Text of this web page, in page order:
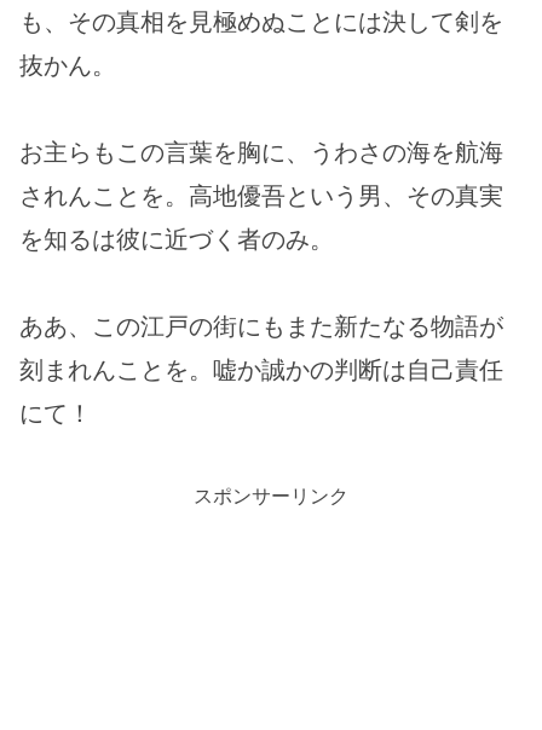
も、その真相を見極めぬことには決して剣を
抜かん。
お主らもこの言葉を胸に、うわさの海を航海
されんことを。高地優吾という男、その真実
を知るは彼に近づく者のみ。
ああ、この江戸の街にもまた新たなる物語が
刻まれんことを。嘘か誠かの判断は自己責任
にて！
スポンサーリンク